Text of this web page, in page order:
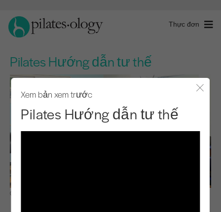
Thực đơn
Pilates Hướng dẫn tư thế
Xem bản xem trước
Pilates Hướng dẫn tư thế
Quan sát & Học hỏi